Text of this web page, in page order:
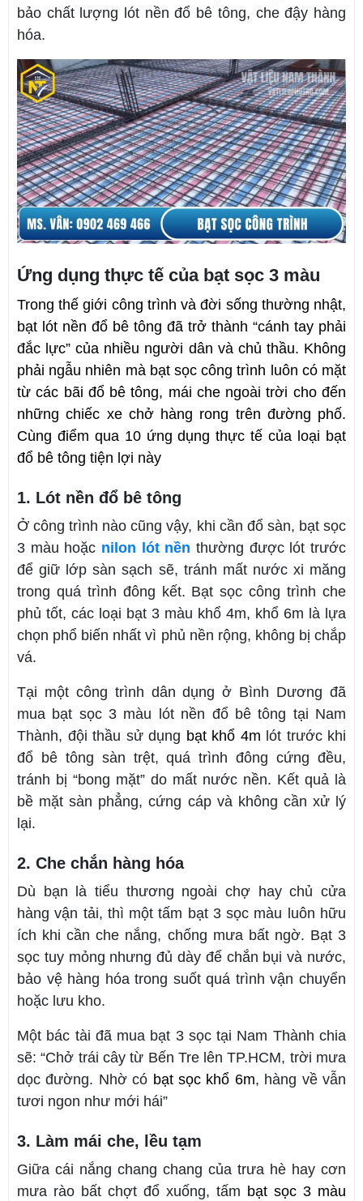
bảo chất lượng lót nền đổ bê tông, che đậy hàng
hóa.
Ứng dụng thực tế của bạt sọc 3 màu
Trong thế giới công trình và đời sống thường nhật,
bạt lót nền đổ bê tông đã trở thành “cánh tay phải
đắc lực” của nhiều người dân và chủ thầu. Không
phải ngẫu nhiên mà bạt sọc công trình luôn có mặt
từ các bãi đổ bê tông, mái che ngoài trời cho đến
những chiếc xe chở hàng rong trên đường phố.
Cùng điểm qua 10 ứng dụng thực tế của loại bạt
đổ bê tông tiện lợi này
1. Lót nền đổ bê tông
Ở công trình nào cũng vậy, khi cần đổ sàn, bạt sọc
3 màu hoặc nilon lót nền thường được lót trước
để giữ lớp sàn sạch sẽ, tránh mất nước xi măng
trong quá trình đông kết. Bạt sọc công trình che
phủ tốt, các loại bạt 3 màu khổ 4m, khổ 6m là lựa
chọn phổ biến nhất vì phủ nền rộng, không bị chắp
vá.
Tại một công trình dân dụng ở Bình Dương đã
mua bạt sọc 3 màu lót nền đổ bê tông tại Nam
Thành, đội thầu sử dụng bạt khổ 4m lót trước khi
đổ bê tông sàn trệt, quá trình đông cứng đều,
tránh bị “bong mặt” do mất nước nền. Kết quả là
bề mặt sàn phẳng, cứng cáp và không cần xử lý
lại.
2. Che chắn hàng hóa
Dù bạn là tiểu thương ngoài chợ hay chủ cửa
hàng vận tải, thì một tấm bạt 3 sọc màu luôn hữu
ích khi cần che nắng, chống mưa bất ngờ. Bạt 3
sọc tuy mỏng nhưng đủ dày để chắn bụi và nước,
bảo vệ hàng hóa trong suốt quá trình vận chuyển
hoặc lưu kho.
Một bác tài đã mua bạt 3 sọc tại Nam Thành chia
sẽ: “Chở trái cây từ Bến Tre lên TP.HCM, trời mưa
dọc đường. Nhờ có bạt sọc khổ 6m, hàng về vẫn
tươi ngon như mới hái”
3. Làm mái che, lều tạm
Giữa cái nắng chang chang của trưa hè hay cơn
mưa rào bất chợt đổ xuống, tấm